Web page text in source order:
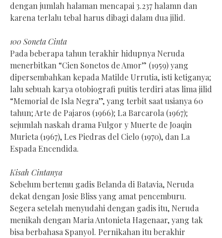
dengan jumlah halaman mencapai 3.237 halamn dan
karena terlalu tebal harus dibagi dalam dua jilid.
100 Soneta Cinta
Pada beberapa tahun terakhir hidupnya Neruda
menerbitkan “Cien Sonetos de Amor” (1959) yang
dipersembahkan kepada Matilde Urrutia, isti ketiganya;
lalu sebuah karya otobiografi puitis terdiri atas lima jilid
“Memorial de Isla Negra”, yang terbit saat usianya 60
tahun; Arte de Pajaros (1966); La Barcarola (1967);
sejumlah naskah drama Fulgor y Muerte de Joaqin
Murieta (1967), Les Piedras del Cielo (1970), dan La
Espada Encendida.
Kisah Cintanya
Sebelum bertemu gadis Belanda di Batavia, Neruda
dekat dengan Josie Bliss yang amat pencemburu.
Segera setelah menyudahi dengan gadis itu, Neruda
menikah dengan Maria Antonieta Hagenaar, yang tak
bisa berbahasa Spanyol. Pernikahan itu berakhir